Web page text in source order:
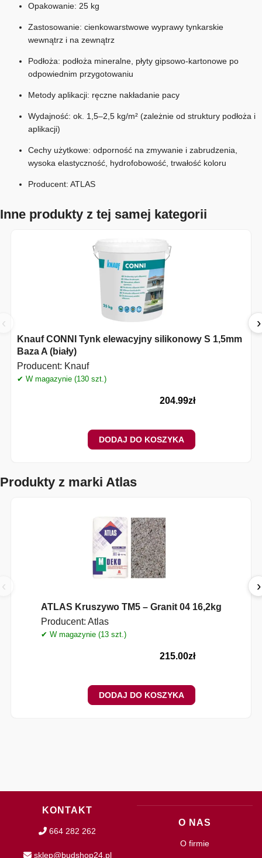
Opakowanie: 25 kg
Zastosowanie: cienkowarstwowe wyprawy tynkarskie
wewnątrz i na zewnątrz
Podłoża: podłoża mineralne, płyty gipsowo-kartonowe po
odpowiednim przygotowaniu
Metody aplikacji: ręczne nakładanie pacy
Wydajność: ok. 1,5–2,5 kg/m² (zależnie od struktury podłoża i
aplikacji)
Cechy użytkowe: odporność na zmywanie i zabrudzenia,
wysoka elastyczność, hydrofobowość, trwałość koloru
Producent: ATLAS
Inne produkty z tej samej kategorii
‹
Knauf CONNI Tynk elewacyjny silikonowy S 1,5mm
Baza A (biały)
Producent: Knauf
✔ W magazynie (130 szt.)
204.99zł
DODAJ DO KOSZYKA
›
Produkty z marki Atlas
‹
ATLAS Kruszywo TM5 – Granit 04 16,2kg
Producent: Atlas
✔ W magazynie (13 szt.)
215.00zł
DODAJ DO KOSZYKA
›
KONTAKT
664 282 262
sklep@budshop24.pl
O NAS
O firmie